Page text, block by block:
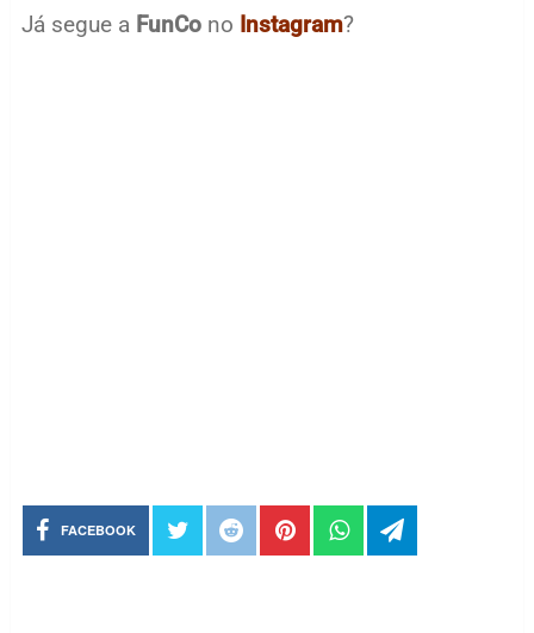
Já segue a FunCono Instagram?
FACEBOOK